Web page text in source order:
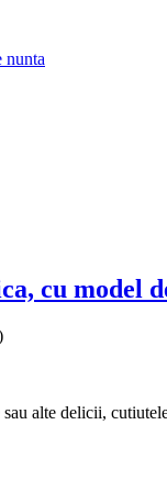
nunta
cu model
alte delicii,